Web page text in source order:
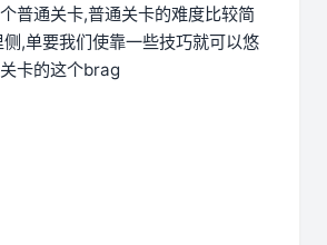
普通关卡,普通关卡的难度比较简
,单要我们使靠一些技巧就可以悠
卡的这个brag